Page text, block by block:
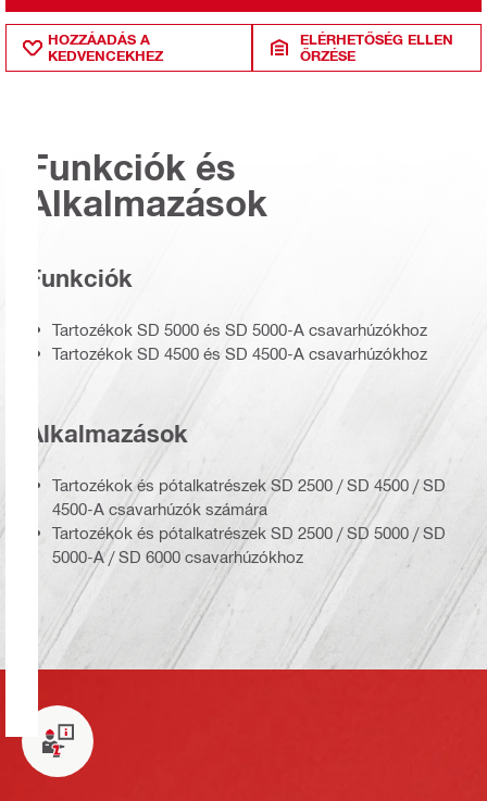
HOZZÁADÁS A
KEDVENCEKHEZ
ELÉRHETŐSÉG ELLEN
ŐRZÉSE
Funkciók és
Alkalmazások
Funkciók
Tartozékok SD 5000 és SD 5000-A csavarhúzókhoz
Tartozékok SD 4500 és SD 4500-A csavarhúzókhoz
Alkalmazások
Tartozékok és pótalkatrészek SD 2500 / SD 4500 / SD
4500-A csavarhúzók számára
Tartozékok és pótalkatrészek SD 2500 / SD 5000 / SD
5000-A / SD 6000 csavarhúzókhoz